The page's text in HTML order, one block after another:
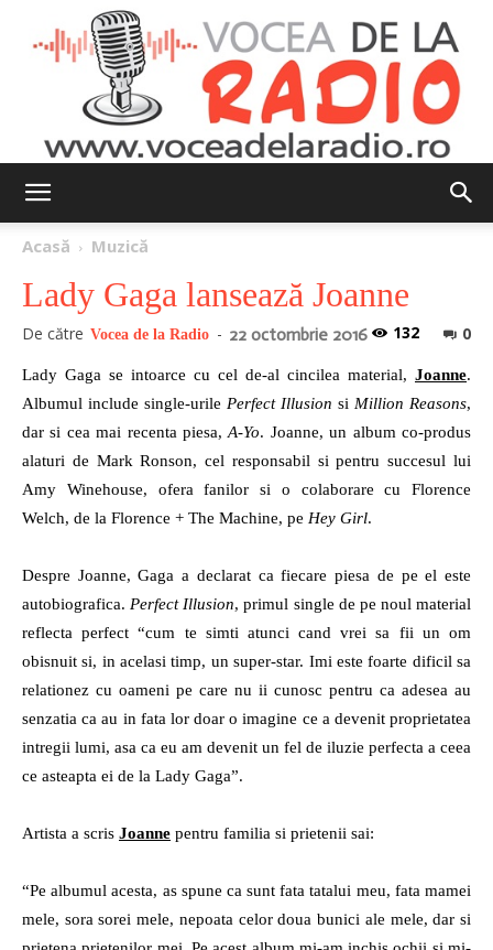
de
la
radio
Acasă Muzică
Lady Gaga lansează Joanne
De către Vocea de la Radio - 22 octombrie 2016 0
132
Lady Gaga se intoarce cu cel de-al cincilea material, Joanne.
Albumul include single-urile Perfect Illusion si Million Reasons,
dar si cea mai recenta piesa,A-Yo. Joanne, un album co-produs
alaturi de Mark Ronson, cel responsabil si pentru succesul lui
Amy Winehouse, ofera fanilor si o colaborare cu Florence
Welch, de la Florence + The Machine, pe Hey Girl.
Despre Joanne, Gaga a declarat ca fiecare piesa de pe el este
autobiografica.Perfect Illusion, primul single de pe noul material
reflecta perfect “cum te simti atunci cand vrei sa fii un om
obisnuit si, in acelasi timp, un super-star. Imi este foarte dificil sa
relationez cu oameni pe care nu ii cunosc pentru ca adesea au
senzatia ca au in fata lor doar o imagine ce a devenit proprietatea
intregii lumi, asa ca eu am devenit un fel de iluzie perfecta a ceea
ce asteapta ei de la Lady Gaga”.
Artista a scris Joanne pentru familia si prietenii sai:
“Pe albumul acesta, as spune ca sunt fata tatalui meu, fata mamei
mele, sora sorei mele, nepoata celor doua bunici ale mele, dar si